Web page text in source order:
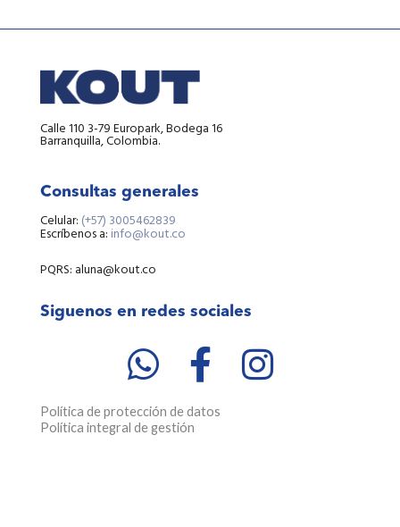
Calle 110 3-79 Europark, Bodega 16
Barranquilla, Colombia.
Consultas generales
Celular: (+57) 3005462839
Escríbenos a: info@kout.co
PQRS: aluna@kout.co
Siguenos en redes sociales
W
h
a
F
a
c
I
n
Política de protección de datos
Política integral de gestión